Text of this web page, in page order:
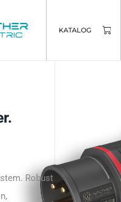
KATALOG
Robust
und